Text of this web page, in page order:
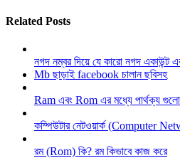
Related Posts
নগদ নম্বর দিয়ে যে কারো নগদ একাউন্ট
Mb ছাড়াই facebook চালান ছবিসহ
Ram এবং Rom এর মধ্যে পার্থক্য গুলো
কম্পিউটার নেটওয়ার্ক (Computer
রম (Rom) কি? রম কিভাবে কাজ করে